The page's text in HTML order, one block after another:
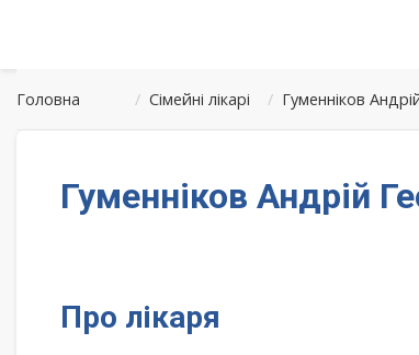
Головна / Сімейні лікарі / Гуменніков
Гуменніков Андрій
Про лікаря